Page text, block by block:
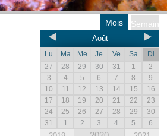
Semaine
Mois
Août
Lu Ma Me Je Ve Sa
Di
27
28 29 30 31 1
2
3
4 5 6 7 8
9
10
11 12 13 14 15
16
17
18 19 20 21 22
23
24
25 26 27 28 29
30
31
1 2 3 4 5 6